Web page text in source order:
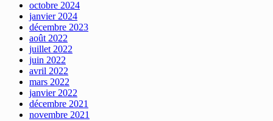
octobre 2024
janvier 2024
décembre 2023
août 2022
juillet 2022
juin 2022
avril 2022
mars 2022
janvier 2022
décembre 2021
novembre 2021